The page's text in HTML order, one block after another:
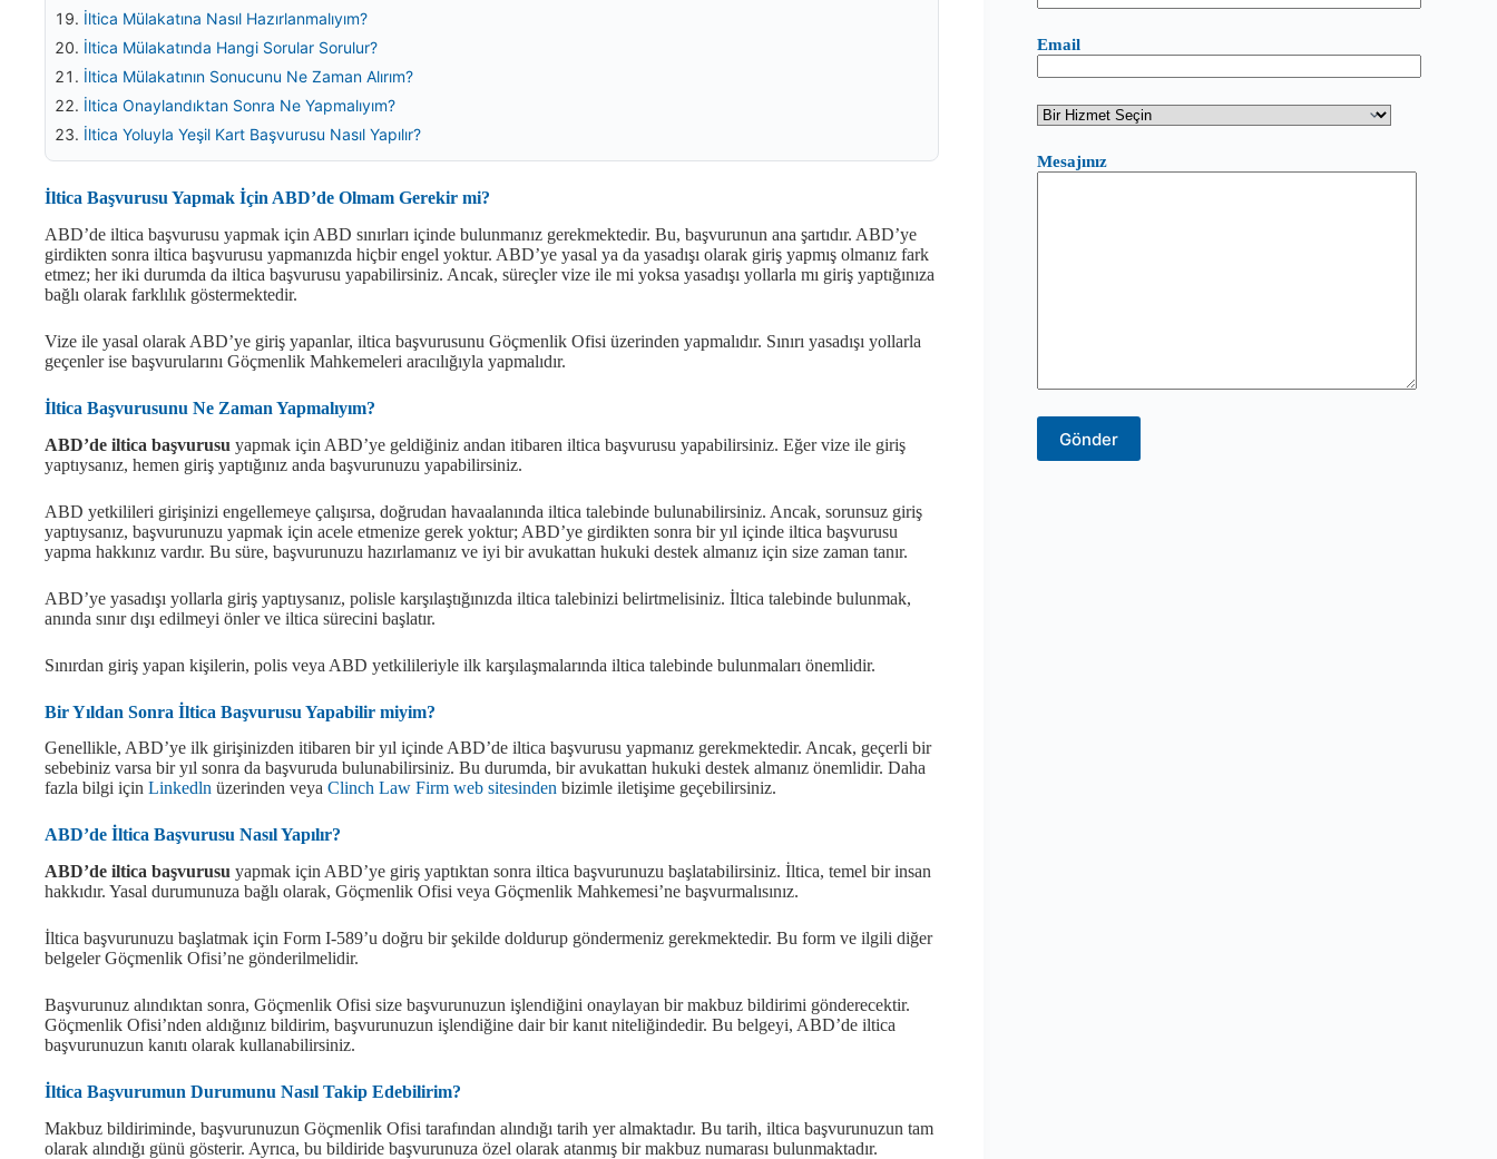
İltica Mülakatına Nasıl Hazırlanmalıyım?
İltica Mülakatında Hangi Sorular Sorulur?
İltica Mülakatının Sonucunu Ne Zaman Alırım?
İltica Onaylandıktan Sonra Ne Yapmalıyım?
İltica Yoluyla Yeşil Kart Başvurusu Nasıl Yapılır?
İltica Başvurusu Yapmak İçin ABD’de Olmam Gerekir mi?
ABD’de iltica başvurusu yapmak için ABD sınırları içinde bulunmanız gerekmektedir. Bu, başvurunun ana şartıdır. ABD’ye
girdikten sonra iltica başvurusu yapmanızda hiçbir engel yoktur. ABD’ye yasal ya da yasadışı olarak giriş yapmış olmanız fark
etmez; her iki durumda da iltica başvurusu yapabilirsiniz. Ancak, süreçler vize ile mi yoksa yasadışı yollarla mı giriş yaptığınıza
bağlı olarak farklılık göstermektedir.
Vize ile yasal olarak ABD’ye giriş yapanlar, iltica başvurusunu Göçmenlik Ofisi üzerinden yapmalıdır. Sınırı yasadışı yollarla
geçenler ise başvurularını Göçmenlik Mahkemeleri aracılığıyla yapmalıdır.
İltica Başvurusunu Ne Zaman Yapmalıyım?
ABD’de iltica başvurusu yapmak için ABD’ye geldiğiniz andan itibaren iltica başvurusu yapabilirsiniz. Eğer vize ile giriş
yaptıysanız, hemen giriş yaptığınız anda başvurunuzu yapabilirsiniz.
ABD yetkilileri girişinizi engellemeye çalışırsa, doğrudan havaalanında iltica talebinde bulunabilirsiniz. Ancak, sorunsuz giriş
yaptıysanız, başvurunuzu yapmak için acele etmenize gerek yoktur; ABD’ye girdikten sonra bir yıl içinde iltica başvurusu
yapma hakkınız vardır. Bu süre, başvurunuzu hazırlamanız ve iyi bir avukattan hukuki destek almanız için size zaman tanır.
ABD’ye yasadışı yollarla giriş yaptıysanız, polisle karşılaştığınızda iltica talebinizi belirtmelisiniz. İltica talebinde bulunmak,
anında sınır dışı edilmeyi önler ve iltica sürecini başlatır.
Sınırdan giriş yapan kişilerin, polis veya ABD yetkilileriyle ilk karşılaşmalarında iltica talebinde bulunmaları önemlidir.
Bir Yıldan Sonra İltica Başvurusu Yapabilir miyim?
Genellikle, ABD’ye ilk girişinizden itibaren bir yıl içinde ABD’de iltica başvurusu yapmanız gerekmektedir. Ancak, geçerli bir
sebebiniz varsa bir yıl sonra da başvuruda bulunabilirsiniz. Bu durumda, bir avukattan hukuki destek almanız önemlidir. Daha
fazla bilgi için Linkedln üzerinden veya Clinch Law Firm web sitesinden bizimle iletişime geçebilirsiniz.
ABD’de İltica Başvurusu Nasıl Yapılır?
ABD’de iltica başvurusu yapmak için ABD’ye giriş yaptıktan sonra iltica başvurunuzu başlatabilirsiniz. İltica, temel bir insan
hakkıdır. Yasal durumunuza bağlı olarak, Göçmenlik Ofisi veya Göçmenlik Mahkemesi’ne başvurmalısınız.
İltica başvurunuzu başlatmak için Form I-589’u doğru bir şekilde doldurup göndermeniz gerekmektedir. Bu form ve ilgili diğer
belgeler Göçmenlik Ofisi’ne gönderilmelidir.
Başvurunuz alındıktan sonra, Göçmenlik Ofisi size başvurunuzun işlendiğini onaylayan bir makbuz bildirimi gönderecektir.
Göçmenlik Ofisi’nden aldığınız bildirim, başvurunuzun işlendiğine dair bir kanıt niteliğindedir. Bu belgeyi, ABD’de iltica
başvurunuzun kanıtı olarak kullanabilirsiniz.
İltica Başvurumun Durumunu Nasıl Takip Edebilirim?
Makbuz bildiriminde, başvurunuzun Göçmenlik Ofisi tarafından alındığı tarih yer almaktadır. Bu tarih, iltica başvurunuzun tam
olarak alındığı günü gösterir. Ayrıca, bu bildiride başvurunuza özel olarak atanmış bir makbuz numarası bulunmaktadır.
Email
Mesajınız